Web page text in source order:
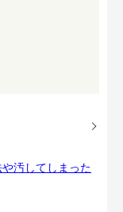
汚してしまった